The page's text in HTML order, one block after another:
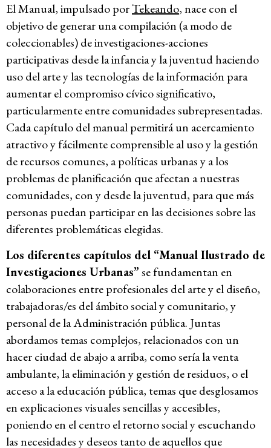
El Manual, impulsado porTekeando, nace con el
objetivo de generar una compilación (a modo de
coleccionables) de investigaciones-acciones
participativas desde la infancia y la juventud haciendo
uso del arte y las tecnologías de la información para
aumentar el compromiso cívico significativo,
particularmente entre comunidades subrepresentadas.
Cada capítulo del manual permitirá un acercamiento
atractivo y fácilmente comprensible al uso y la gestión
de recursos comunes, a políticas urbanas y a los
problemas de planificación que afectan a nuestras
comunidades, con y desde la juventud, para que más
personas puedan participar en las decisiones sobre las
diferentes problemáticas elegidas.
Los diferentes capítulos del “Manual Ilustrado de
Investigaciones Urbanas”se fundamentan en
colaboraciones entre profesionales del arte y el diseño,
trabajadoras/es del ámbito social y comunitario, y
personal de la Administración pública. Juntas
abordamos temas complejos, relacionados con un
hacer ciudad de abajo a arriba, como sería la venta
ambulante, la eliminación y gestión de residuos, o el
acceso a la educación pública, temas que desglosamos
en explicaciones visuales sencillas y accesibles,
poniendo en el centro el retorno social y escuchando
las necesidades y deseos tanto de aquellos que